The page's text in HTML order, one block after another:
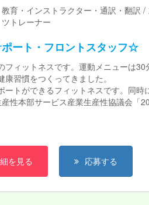
教育・インストラクター・通訳・翻訳
ツトレーナー
ート・フロントスタッフ☆
ィットネスです。運動メニューは
習慣をつくってきました。
トができるフィットネスです。同
本部サービス産業生産性協議会「
。カーブスなら両立できます！
を見る 応募する